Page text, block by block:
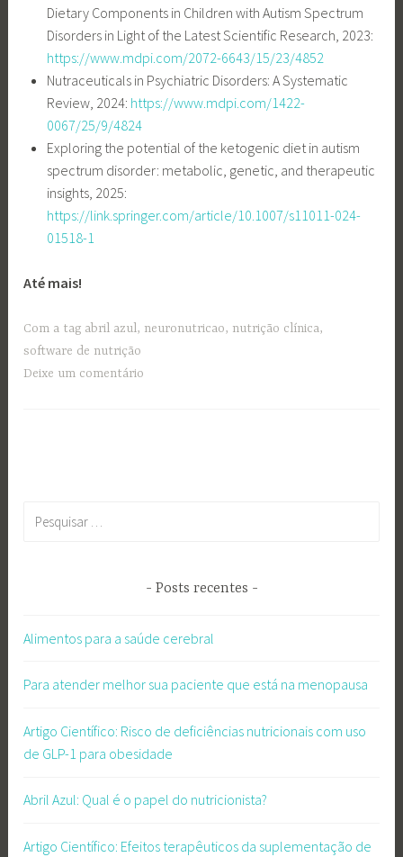
Dietary Components in Children with Autism Spectrum
Disorders in Light of the Latest Scientific Research, 2023:
https://www.mdpi.com/2072-6643/15/23/4852
Nutraceuticals in Psychiatric Disorders: A Systematic
Review, 2024: https://www.mdpi.com/1422-
0067/25/9/4824
Exploring the potential of the ketogenic diet in autism
spectrum disorder: metabolic, genetic, and therapeutic
insights, 2025:
https://link.springer.com/article/10.1007/s11011-024-
01518-1
Até mais!
Com a tag abril azul, neuronutricao, nutrição clínica,
software de nutrição
Deixe um comentário
Posts recentes
Alimentos para a saúde cerebral
Para atender melhor sua paciente que está na menopausa
Artigo Científico: Risco de deficiências nutricionais com uso
de GLP-1 para obesidade
Abril Azul: Qual é o papel do nutricionista?
Artigo Científico: Efeitos terapêuticos da suplementação de